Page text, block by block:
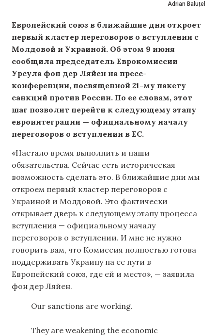
Adrian Baluțel
Европейский союз в ближайшие дни откроет
первый кластер переговоров о вступлении с
Молдовой и Украиной. Об этом 9 июня
сообщила председатель Еврокомиссии
Урсула фон дер Ляйен на пресс-
конференции, посвященной 21-му пакету
санкций против России. По ее словам, этот
шаг позволит перейти к следующему этапу
евроинтеграции — официальному началу
переговоров о вступлении в ЕС.
«Настало время выполнить и наши
обязательства. Сейчас есть историческая
возможность сделать это. В ближайшие дни мы
откроем первый кластер переговоров с
Украиной и Молдовой. Это фактически
открывает дверь к следующему этапу процесса
вступления — официальному началу
переговоров о вступлении. И мне не нужно
говорить вам, что Комиссия полностью готова
поддерживать Украину на ее пути в
Европейский союз, где ей и место», — заявила
фон дер Ляйен.
Our sanctions are working.
They are weakening the economic